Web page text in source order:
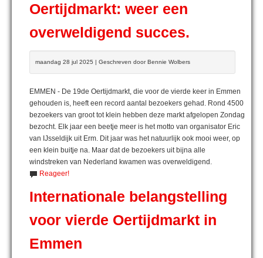
Oertijdmarkt: weer een
overweldigend succes.
maandag 28 jul 2025 | Geschreven door Bennie Wolbers
EMMEN - De 19de Oertijdmarkt, die voor de vierde keer in Emmen
gehouden is, heeft een record aantal bezoekers gehad. Rond 4500
bezoekers van groot tot klein hebben deze markt afgelopen Zondag
bezocht. Elk jaar een beetje meer is het motto van organisator Eric
van IJsseldijk uit Erm. Dit jaar was het natuurlijk ook mooi weer, op
een klein buitje na. Maar dat de bezoekers uit bijna alle
windstreken van Nederland kwamen was overweldigend.
Reageer!
Internationale belangstelling
voor vierde Oertijdmarkt in
Emmen